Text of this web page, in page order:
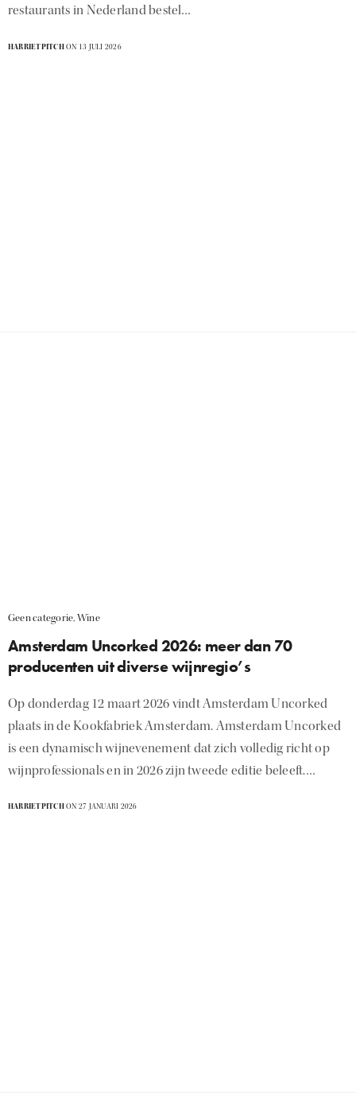
restaurants in Nederland bestel…
HARRIETPITCHON 13 JULI 2026
Geen categorie,Wine
Amsterdam Uncorked 2026: meer dan 70
producenten uit diverse wijnregio’s
Op donderdag 12 maart 2026 vindt Amsterdam Uncorked
plaats in de Kookfabriek Amsterdam. Amsterdam Uncorked
is een dynamisch wijnevenement dat zich volledig richt op
wijnprofessionals en in 2026 zijn tweede editie beleeft.…
HARRIETPITCHON 27 JANUARI 2026